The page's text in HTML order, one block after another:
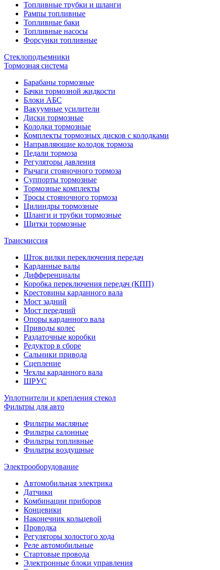
Топливные трубки и шланги
Рампы топливные
Топливные баки
Топливные насосы
Форсунки топливные
Стеклоподъемники
Тормозная система
Барабаны тормозные
Бачки тормозной жидкости
Блоки АБС
Вакуумные усилители
Диски тормозные
Колодки тормозные
Комплекты тормозных дисков с колодками
Направляющие колодок тормоза
Педали тормоза
Регуляторы давления
Рычаги стояночного тормоза
Суппорты тормозные
Тормозные комплекты
Тросы стояночного тормоза
Цилиндры тормозные
Шланги и трубки тормозные
Щитки тормозные
Трансмиссия
Шток вилки переключения передач
Карданные валы
Дифференциалы
Коробка переключения передач (КПП)
Крестовины карданного вала
Мост задний
Мост передний
Опоры карданного вала
Приводы колес
Раздаточные коробки
Редуктор в сборе
Сальники привода
Сцепление
Чехлы карданного вала
ШРУС
Уплотнители и крепления стекол
Фильтры для авто
Фильтры масляные
Фильтры салонные
Фильтры топливные
Фильтры воздушные
Электрооборудование
Автомобильная электрика
Датчики
Комбинации приборов
Концевики
Наконечник кольцевой
Проводка
Регуляторы холостого хода
Реле автомобильные
Стартовые провода
Электронные блоки управления